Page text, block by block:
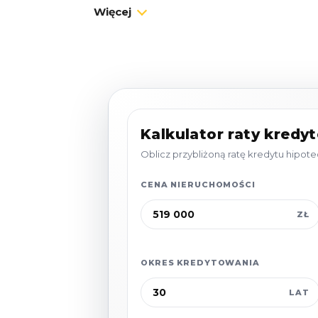
- Parter: przestronny
Na działce znajduje się również:
Drewniany domekdla dzieci, idealny
powietrzu.
Strefa grillowaorazmiejsce na ognisko
letnie wieczory.
Pomieszczenie gospodarcze na
Dlaczego warto?
1800 m do plaży - kilka minut spacerem
Więcej
Kalkulator raty
Oblicz przybliżoną ratę kredytu
CENA NIERUCHOMOŚCI
ZŁ
OKRES KREDYTOWANIA
LAT